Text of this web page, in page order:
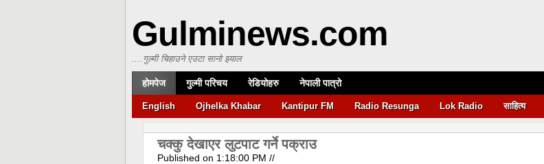
Gulminews.com
....गुल्मी चिहाउने एउटा सानो झ्याल
होमपेज गुल्मी परिचय रेडियोहरु नेपाली पात्रो
English Ojhelka Khabar Kantipur FM Radio Resunga Lok Radio साहित्य
चक्कु देखाएर लुटपाट गर्ने पक्राउ
Published on 1:18:00 PM //